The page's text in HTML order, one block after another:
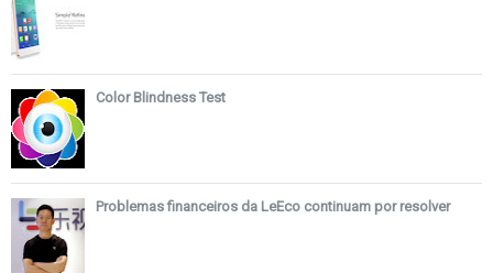
Color Blindness Test
Problemas financeiros da LeEco continuam por resolver